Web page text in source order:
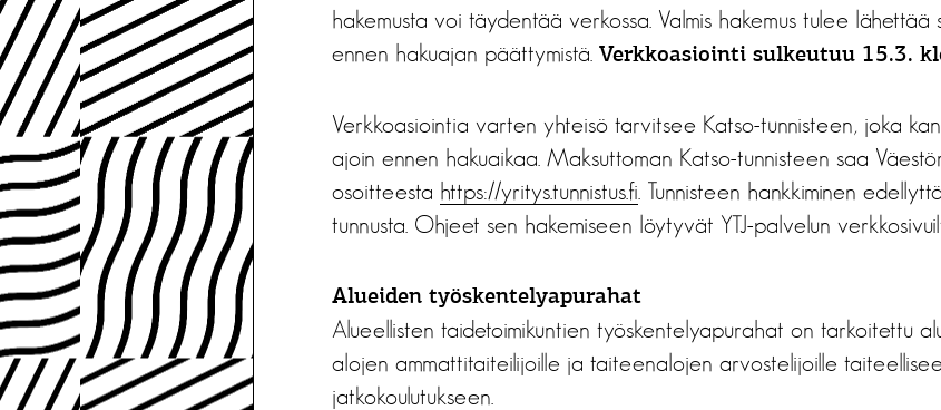
hakemusta voi täydentää verkossa. Valmis hakemus tulee lähettää
ennen hakuajan päättymistä. Verkkoasiointi sulkeutuu 15.3.
Verkkoasiointia varten yhteisö tarvitsee Katso-tunnisteen, joka
ajoin ennen hakuaikaa. Maksuttoman Katso-tunnisteen saa
osoitteesta https://yritys.tunnistus.fi . Tunnisteen hankkiminen
tunnusta. Ohjeet sen hakemiseen löytyvät YTJ-palvelun
Alueiden työskentelyapurahat
Alueellisten taidetoimikuntien työskentelyapurahat on tarkoitettu
alojen ammattitaiteilijoille ja taiteenalojen arvostelijoille
jatkokoulutukseen.